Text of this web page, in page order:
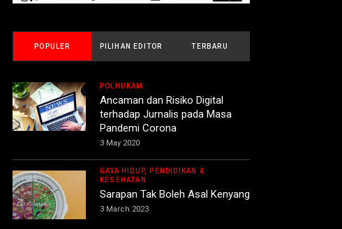
POPULER PILIHAN EDITOR TERBARU
POLHUKAM
Ancaman dan Risiko Digital
terhadap Jurnalis pada Masa
Pandemi Corona
3 May 2020
GAYA HIDUP, PENDIDIKAN &
KESEHATAN
Sarapan Tak Boleh Asal Kenyang
3 March 2023